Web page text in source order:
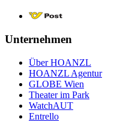
Unternehmen
Über HOANZL
HOANZL Agentur
GLOBE Wien
Theater im Park
WatchAUT
Entrello